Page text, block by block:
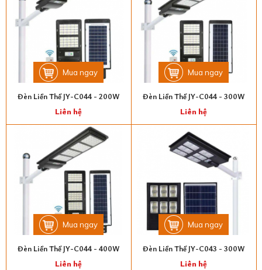
Mua ngay
Đèn Liền Thể JY-C044 - 200W
Liên hệ
Mua ngay
Đèn Liền Thể JY-C044 - 300W
Liên hệ
Mua ngay
Đèn Liền Thể JY-C044 - 400W
Liên hệ
Mua ngay
Đèn Liền Thể JY-C043 - 300W
Liên hệ